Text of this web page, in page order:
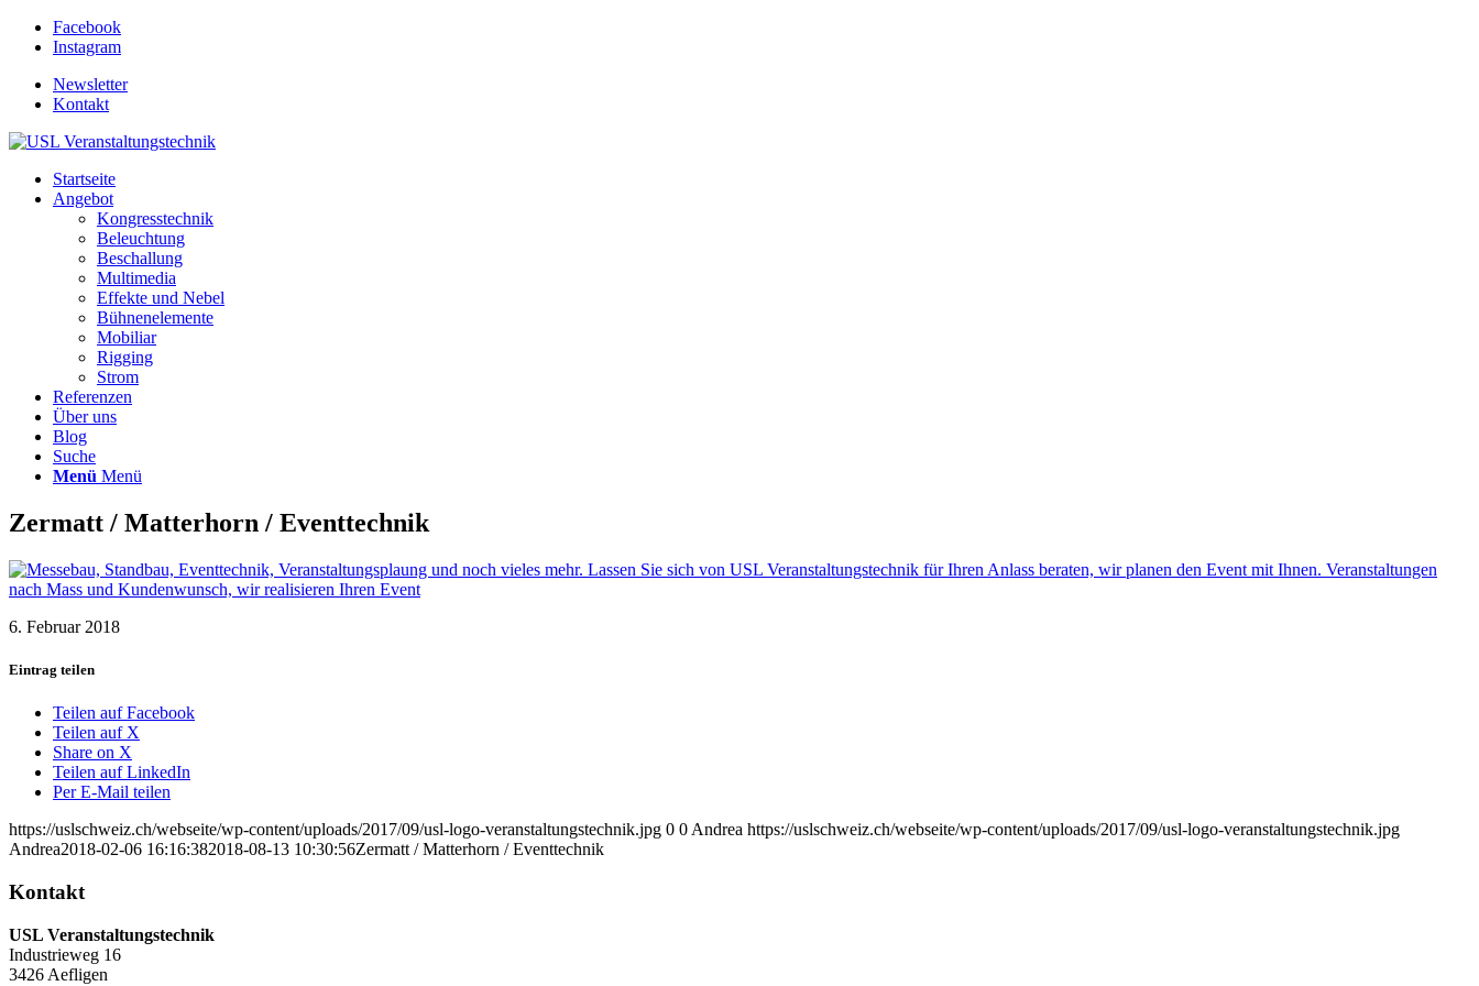
Facebook
Instagram
Newsletter
Kontakt
Startseite
Angebot
Kongresstechnik
Beleuchtung
Beschallung
Multimedia
Effekte und Nebel
Bühnenelemente
Mobiliar
Rigging
Strom
Referenzen
Über uns
Blog
Suche
Menü Menü
Zermatt / Matterhorn / Eventtechnik
6. Februar 2018
Eintrag teilen
Teilen auf Facebook
Teilen auf X
Share on X
Teilen auf LinkedIn
Per E-Mail teilen
https://uslschweiz.ch/webseite/wp-content/uploads/2017/09/usl-logo-veranstaltungstechnik.jpg 0 0 Andrea https://uslschweiz.ch/webseite/wp-content/uploads/2017/09/usl-logo-veranstaltungstechnik.jpg
Andrea2018-02-06 16:16:382018-08-13 10:30:56Zermatt / Matterhorn / Eventtechnik
Kontakt
USL Veranstaltungstechnik
Industrieweg 16
3426 Aefligen